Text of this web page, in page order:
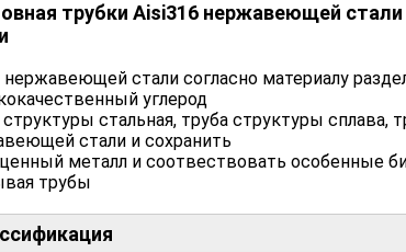
трубки Aisi316 нержавеющей
нержавеющей стали согласно материалу
углерод
стальная, труба структуры сплава,
стали и сохранить
металл и соотвествовать особенные
трубы